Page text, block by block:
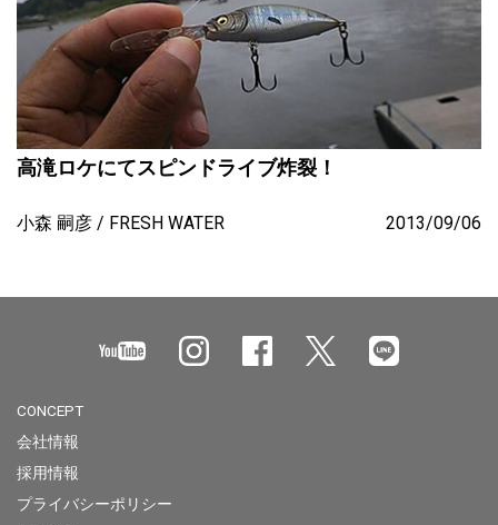
高滝ロケにてスピンドライブ炸裂！
小森 嗣彦 FRESH WATER 2013/09/06
CONCEPT
会社情報
採用情報
プライバシーポリシー